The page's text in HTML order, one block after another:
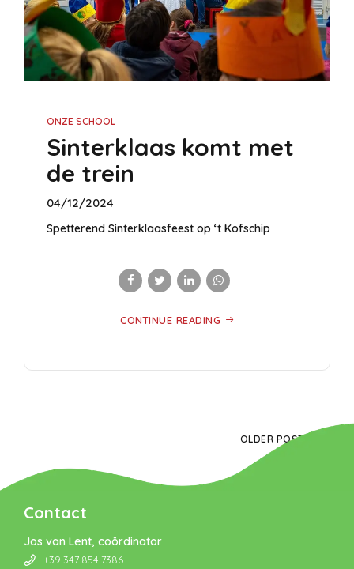
ONZE SCHOOL
Sinterklaas komt met
de trein
04/12/2024
Spetterend Sinterklaasfeest op ‘t Kofschip
CONTINUE READING
OLDER POSTS
Contact
Jos van Lent, coördinator
+39 347 854 7386